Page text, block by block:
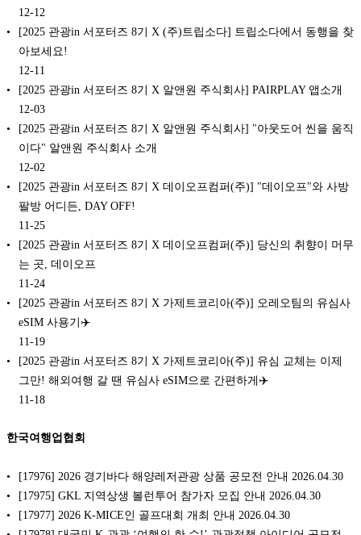
12-12
[2025 관광in 서포터즈 8기 X (주)트립소다] 트립소다에서 동행을 찾
아보세요!
12-11
[2025 관광in 서포터즈 8기 X 알앤원 주식회사] PAIRPLAY 앱소개
12-03
[2025 관광in 서포터즈 8기 X 알앤원 주식회사] "아웃도어 씬을 움직
이다" 알앤원 주식회사 소개
12-02
[2025 관광in 서포터즈 8기 X 데이오프컴퍼(주)] "데이오프"와 사방
팔방 어디든, DAY OFF!
11-25
[2025 관광in 서포터즈 8기 X 데이오프컴퍼(주)] 당신의 취향이 머무
는 곳, 데이오프
11-24
[2025 관광in 서포터즈 8기 X 가제트코리아(주)] 오레오팀의 유심사
eSIM 사용기✈️
11-19
[2025 관광in 서포터즈 8기 X 가제트코리아(주)] 유심 교체는 이제
그만! 해외여행 갈 땐 유심사 eSIM으로 간편하게✈️
11-18
한국여행업협회
[17976] 2026 경기바다 해양레저관광 상품 공모전 안내 2026.04.30
[17975] GKL 지역상생 볼런투어 참가자 모집 안내 2026.04.30
[17977] 2026 K-MICE인 골프대회 개최 안내 2026.04.30